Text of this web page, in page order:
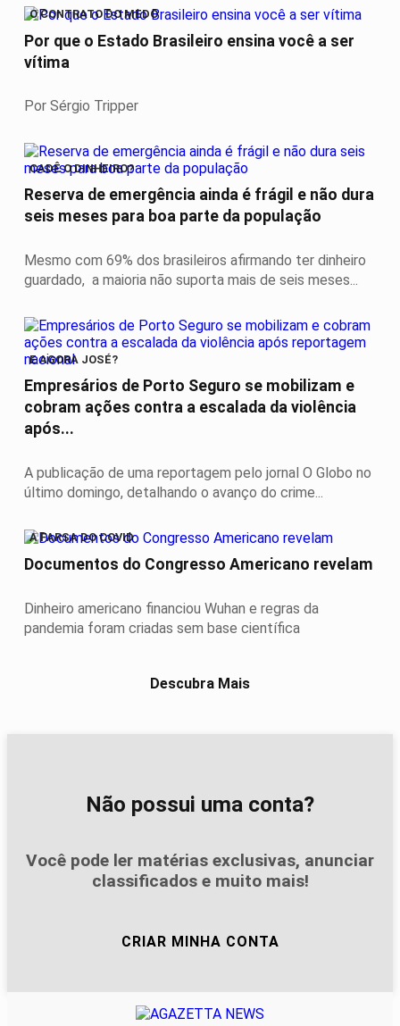
O CONTRATO DO MEDO
Por que o Estado Brasileiro ensina você a ser
vítima
Por Sérgio Tripper
CADÊ O DINHEIRO?
Reserva de emergência ainda é frágil e não dura
seis meses para boa parte da população
Mesmo com 69% dos brasileiros afirmando ter dinheiro
guardado, a maioria não suporta mais de seis meses...
E AGORA JOSÉ?
Empresários de Porto Seguro se mobilizam e
cobram ações contra a escalada da violência
após...
A publicação de uma reportagem pelo jornal O Globo no
último domingo, detalhando o avanço do crime...
A FARSA DO COVID
Documentos do Congresso Americano revelam
Dinheiro americano financiou Wuhan e regras da
pandemia foram criadas sem base científica
Descubra Mais
Não possui uma conta?
Você pode ler matérias exclusivas, anunciar
classificados e muito mais!
CRIAR MINHA CONTA